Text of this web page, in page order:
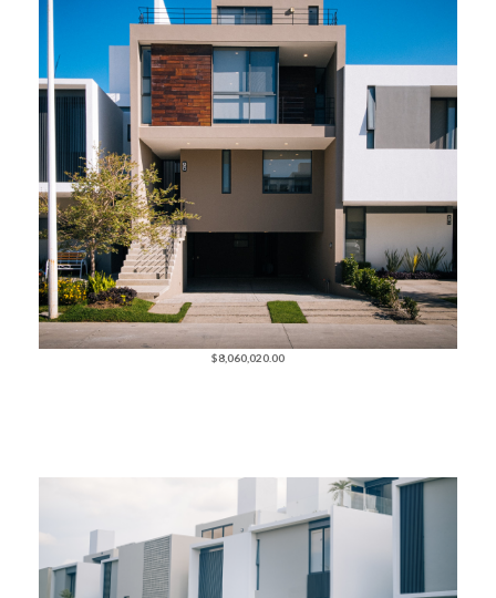
$8,060,020.00